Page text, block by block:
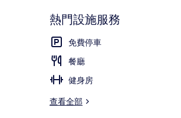
熱門設施服務
免費停車
餐廳
健身房
查看全部